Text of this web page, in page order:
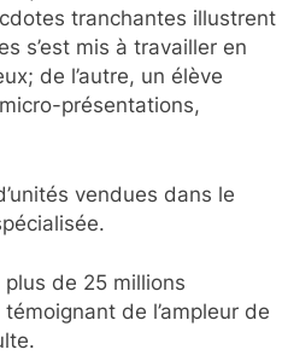
tranchantes illustrent
s’est mis à travailler en
de l’autre, un élève
présentations,
vendues dans le
de 25 millions
de l’ampleur de